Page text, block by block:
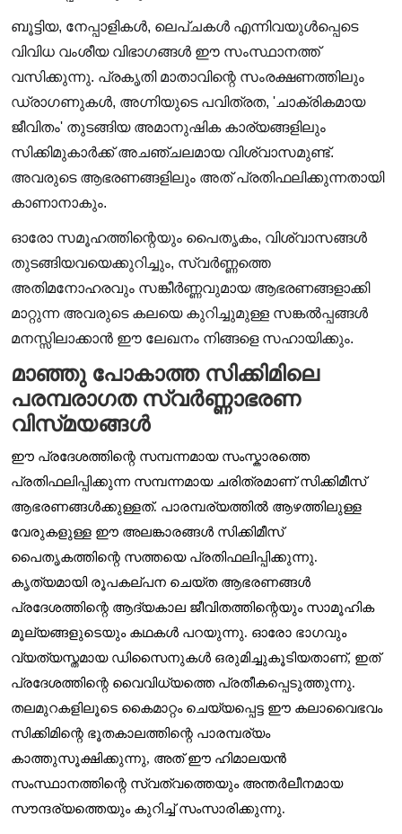
ബൂട്ടിയ, നേപ്പാളികൾ, ലെപ്‌ചകൾ എന്നിവയുൾപ്പെടെ
വിവിധ വംശീയ വിഭാഗങ്ങൾ ഈ സംസ്ഥാനത്ത്
വസിക്കുന്നു. പ്രകൃതി മാതാവിന്റെ സംരക്ഷണത്തിലും
ഡ്രാഗണുകൾ, അഗ്നിയുടെ പവിത്രത, 'ചാക്രികമായ
ജീവിതം' തുടങ്ങിയ അമാനുഷിക കാര്യങ്ങളിലും
സിക്കിമുകാർക്ക് അചഞ്ചലമായ വിശ്വാസമുണ്ട്.
അവരുടെ ആഭരണങ്ങളിലും അത് പ്രതിഫലിക്കുന്നതായി
കാണാനാകും.
ഓരോ സമൂഹത്തിന്റെയും പൈതൃകം, വിശ്വാസങ്ങൾ
തുടങ്ങിയവയെക്കുറിച്ചും, സ്വർണ്ണത്തെ
അതിമനോഹരവും സങ്കീർണ്ണവുമായ ആഭരണങ്ങളാക്കി
മാറ്റുന്ന അവരുടെ കലയെ കുറിച്ചുമുള്ള സങ്കൽപ്പങ്ങൾ
മനസ്സിലാക്കാൻ ഈ ലേഖനം നിങ്ങളെ സഹായിക്കും.
മാഞ്ഞു പോകാത്ത സിക്കിമിലെ
പരമ്പരാഗത സ്വർണ്ണാഭരണ
വിസ്‌മയങ്ങൾ
ഈ പ്രദേശത്തിന്റെ സമ്പന്നമായ സംസ്കാരത്തെ
പ്രതിഫലിപ്പിക്കുന്ന സമ്പന്നമായ ചരിത്രമാണ് സിക്കിമീസ്
ആഭരണങ്ങൾക്കുള്ളത്. പാരമ്പര്യത്തിൽ ആഴത്തിലുള്ള
വേരുകളുള്ള ഈ അലങ്കാരങ്ങൾ സിക്കിമീസ്
പൈതൃകത്തിന്റെ സത്തയെ പ്രതിഫലിപ്പിക്കുന്നു.
കൃത്യമായി രൂപകല്പന ചെയ്ത ആഭരണങ്ങൾ
പ്രദേശത്തിന്റെ ആദ്യകാല ജീവിതത്തിന്റെയും സാമൂഹിക
മൂല്യങ്ങളുടെയും കഥകൾ പറയുന്നു. ഓരോ ഭാഗവും
വ്യത്യസ്തമായ ഡിസൈനുകൾ ഒരുമിച്ചുകൂടിയതാണ്, ഇത്
പ്രദേശത്തിന്റെ വൈവിധ്യത്തെ പ്രതീകപ്പെടുത്തുന്നു.
തലമുറകളിലൂടെ കൈമാറ്റം ചെയ്യപ്പെട്ട ഈ കലാവൈഭവം
സിക്കിമിന്റെ ഭൂതകാലത്തിന്റെ പാരമ്പര്യം
കാത്തുസൂക്ഷിക്കുന്നു, അത് ഈ ഹിമാലയൻ
സംസ്ഥാനത്തിന്റെ സ്വത്വത്തെയും അന്തർലീനമായ
സൗന്ദര്യത്തെയും കുറിച്ച് സംസാരിക്കുന്നു.